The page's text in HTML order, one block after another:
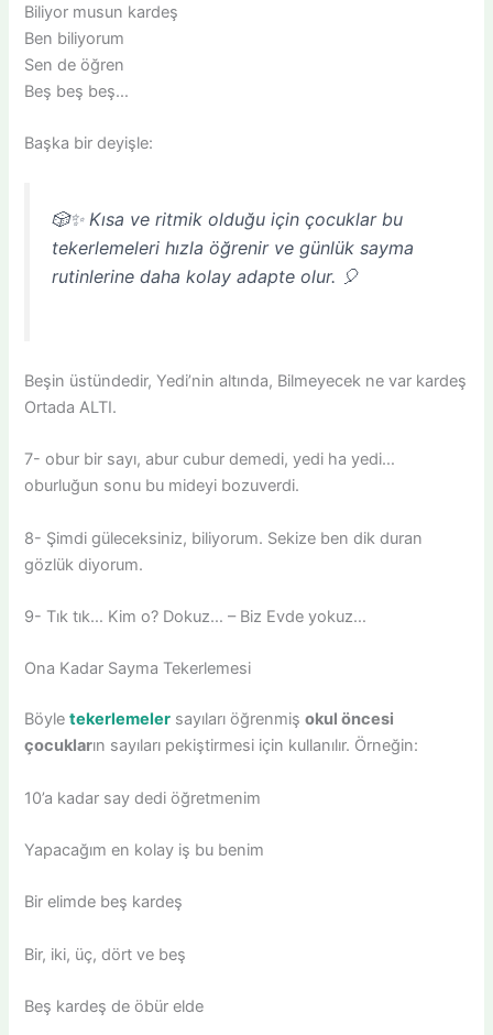
Biliyor musun kardeş
Ben biliyorum
Sen de öğren
Beş beş beş…
Başka bir deyişle:
🎲✨ Kısa ve ritmik olduğu için çocuklar bu
tekerlemeleri hızla öğrenir ve günlük sayma
rutinlerine daha kolay adapte olur. 🎈
Beşin üstündedir, Yedi’nin altında, Bilmeyecek ne var kardeş
Ortada ALTI.
7- obur bir sayı, abur cubur demedi, yedi ha yedi…
oburluğun sonu bu mideyi bozuverdi.
8- Şimdi güleceksiniz, biliyorum. Sekize ben dik duran
gözlük diyorum.
9- Tık tık… Kim o? Dokuz… – Biz Evde yokuz…
Ona Kadar Sayma Tekerlemesi
Böyletekerlemeler sayıları öğrenmişokul öncesi
çocukların sayıları pekiştirmesi için kullanılır. Örneğin:
10’a kadar say dedi öğretmenim
Yapacağım en kolay iş bu benim
Bir elimde beş kardeş
Bir, iki, üç, dört ve beş
Beş kardeş de öbür elde